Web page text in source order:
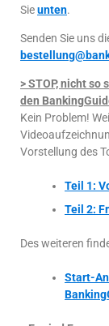
Sieunten.
Senden Sie uns
> STOP, nicht
den
Kein Problem!
Vorstellung des
Teil 1:
Teil 2:
Des weiteren
Start-